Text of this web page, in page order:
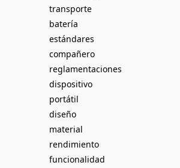
transporte
batería
estándares
compañero
reglamentaciones
dispositivo
portátil
diseño
material
rendimiento
funcionalidad